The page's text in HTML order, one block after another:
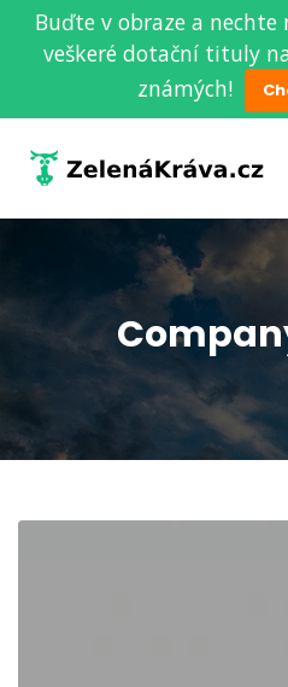
Buďte v obraze a nechte
veškeré dotační tituly
známých!